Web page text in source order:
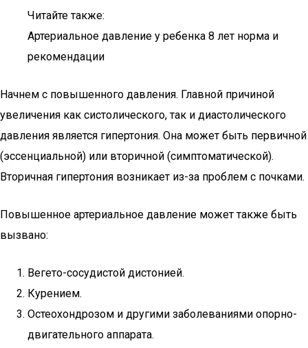
Читайте также:
Артериальное давление у ребенка 8 лет норма и
рекомендации
Начнем с повышенного давления. Главной причиной
увеличения как систолического, так и диастолического
давления является гипертония. Она может быть первичной
(эссенциальной) или вторичной (симптоматической).
Вторичная гипертония возникает из-за проблем с почками.
Повышенное артериальное давление может также быть
вызвано:
Вегето-сосудистой дистонией.
Курением.
Остеохондрозом и другими заболеваниями опорно-
двигательного аппарата.